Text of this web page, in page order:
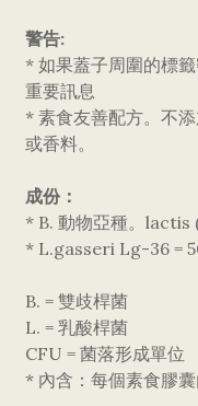
警告:
* 如果蓋子周圍的標籤
重要訊息
* 素食友善配方。不
或香料。
成份：
* B. 動物亞種。lactis
* L.gasseri Lg-36 =
B. = 雙歧桿菌
L. = 乳酸桿菌
CFU = 菌落形成單位
* 內含：每個素食膠